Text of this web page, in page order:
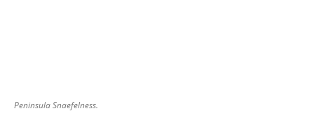
Peninsula Snaefelness.